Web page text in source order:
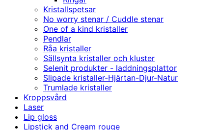
Kristallspetsar
No worry stenar / Cuddle stenar
One of a kind kristaller
Pendlar
Råa kristaller
Sällsynta kristaller och kluster
Selenit produkter - laddningsplattor
Slipade kristaller-Hjärtan-Djur-Natur
Trumlade kristaller
Kroppsvård
Laser
Lip gloss
Lipstick and Cream rouge